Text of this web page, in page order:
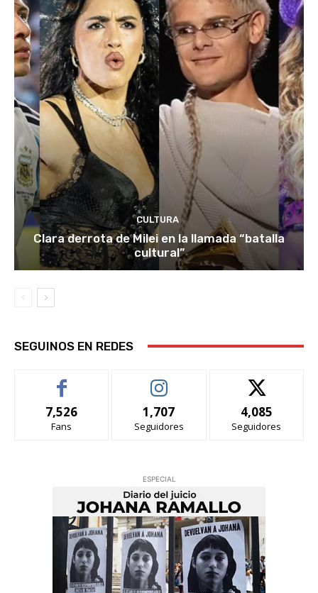
CULTURA
Clara derrota de Milei en la llamada “batalla
cultural”
SEGUINOS EN REDES
7,526
Fans
1,707
Seguidores
4,085
Seguidores
ESPECIAL